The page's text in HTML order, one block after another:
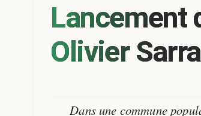
Lancement
Olivier
Dans une commune